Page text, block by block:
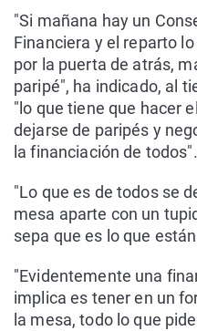
"Si mañana hay un
Financiera y el reparto
por la puerta de atrás,
paripé", ha indicado, al
"lo que tiene que hacer
dejarse de paripés y
la financiación de todos".
"Lo que es de todos se
mesa aparte con un
sepa que es lo que
"Evidentemente una
implica es tener en un
la mesa, todo lo que